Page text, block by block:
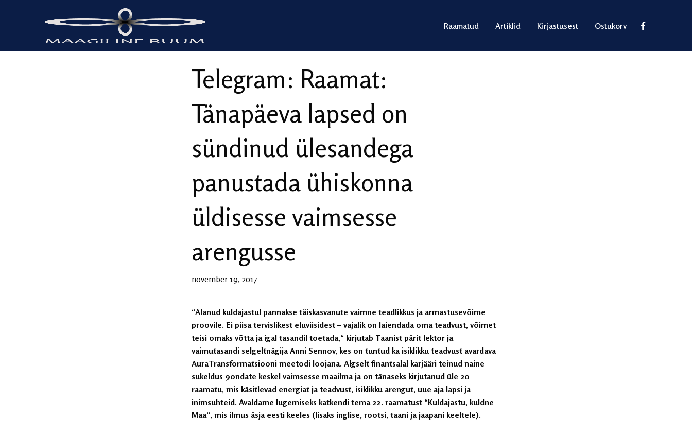
Raamatud Artiklid Kirjastusest Ostukorv
Telegram: Raamat:
Tänapäeva lapsed on
sündinud ülesandega
panustada ühiskonna
üldisesse vaimsesse
arengusse
november 19, 2017
“Alanud kuldajastul pannakse täiskasvanute vaimne teadlikkus ja armastusevõime
proovile. Ei piisa tervislikest eluviisidest – vajalik on laiendada oma teadvust, võimet
teisi omaks võtta ja igal tasandil toetada,“ kirjutab Taanist pärit lektor ja
vaimutasandi selgeltnägija Anni Sennov, kes on tuntud ka isiklikku teadvust avardava
AuraTransformatsiooni meetodi loojana. Algselt finantsalal karjääri teinud naine
sukeldus 90ndate keskel vaimsesse maailma ja on tänaseks kirjutanud üle 20
raamatu, mis käsitlevad energiat ja teadvust, isiklikku arengut, uue aja lapsi ja
inimsuhteid. Avaldame lugemiseks katkendi tema 22. raamatust “Kuldajastu, kuldne
Maa“, mis ilmus äsja eesti keeles (lisaks inglise, rootsi, taani ja jaapani keeltele).